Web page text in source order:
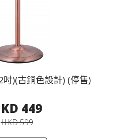
)(古銅色設計) (停售)
449
HKD 599